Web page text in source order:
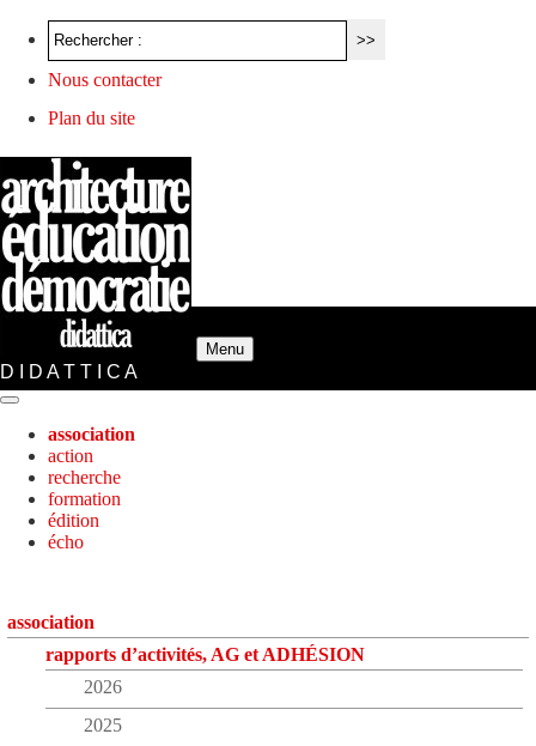
Nous contacter
Plan du site
Menu
D I D A T T I C A
association
action
recherche
formation
édition
écho
association
rapports d’activités, AG et ADHÉSION
2026
2025